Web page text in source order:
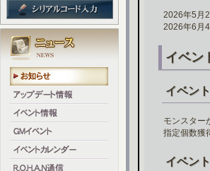
2026年5月
2026年6月
イベン
イベン
モンスター
指定個数獲
イベン